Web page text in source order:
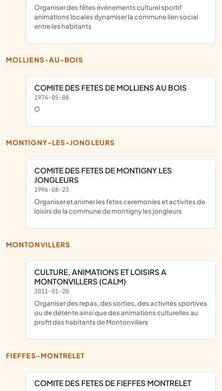
organiser des fêtes événements culturel sportif
animations locales dynamiser la commune lien social
entre les habitants
MOLLIENS-AU-BOIS
COMITE DES FETES DE MOLLIENS AU BOIS
1974-05-08
o
MONTIGNY-LES-JONGLEURS
COMITE DES FETES DE MONTIGNY LES
JONGLEURS
1996-08-23
Organiser et animer les fetes ceremonies et activites de
loisirs de la commune de montigny les jongleurs
MONTONVILLERS
CULTURE, ANIMATIONS ET LOISIRS A
MONTONVILLERS (CALM)
2011-01-20
organiser des repas, des sorties, des activités sportives
ou de détente ainsi que des animations culturelles au
profit des habitants de Montonvillers
FIEFFES-MONTRELET
COMITE DES FETES DE FIEFFES MONTRELET